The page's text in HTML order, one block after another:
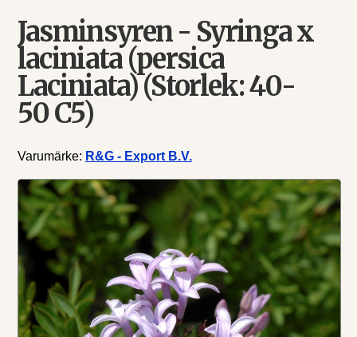
Jasminsyren - Syringa x
laciniata (persica
Laciniata) (Storlek: 40-
50 C5)
Varumärke: R&G - Export B.V.